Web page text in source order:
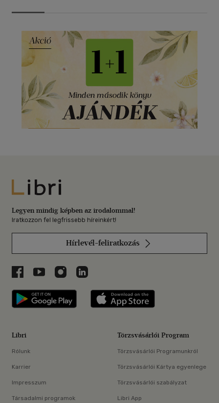
Libri
Legyen mindig képben az irodalommal!
Iratkozzon fel legfrissebb híreinkért!
Hírlevél-feliratkozás
Libri a Facebookon
Libri a Youtube-on
Libri az Instagramon
Libri a LinkedInen
Libri applikáció Szerezd meg: Google
Libri
Rólunk
Karrier
Impresszum
Társadalmi programok
Törzsvásárlói Program
Törzsvásárlói Programunkról
Törzsvásárlói Kártya egyenlege
Törzsvásárlói szabályzat
Libri App